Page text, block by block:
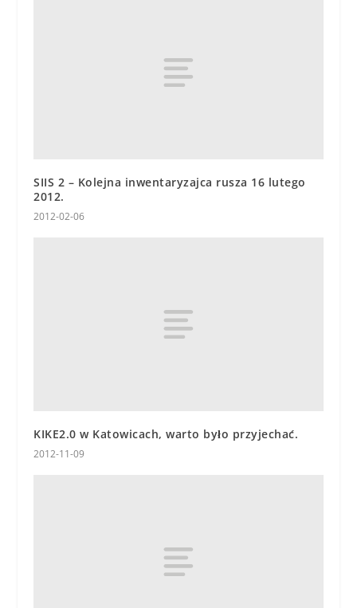
SIIS 2 – Kolejna inwentaryzajca rusza 16 lutego
2012.
2012-02-06
KIKE2.0 w Katowicach, warto było przyjechać.
2012-11-09